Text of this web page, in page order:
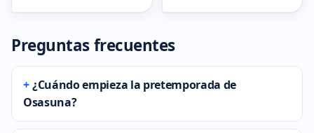
Preguntas frecuentes
¿Cuándo empieza la pretemporada de
Osasuna?